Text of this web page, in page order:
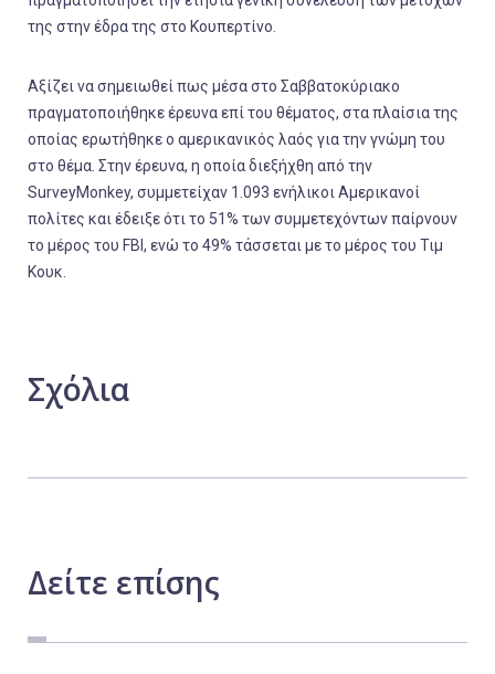
της στην έδρα της στο Κουπερτίνο.
Αξίζει να σημειωθεί πως μέσα στο Σαββατοκύριακο
πραγματοποιήθηκε έρευνα επί του θέματος, στα πλαίσια της
οποίας ερωτήθηκε ο αμερικανικός λαός για την γνώμη του
στο θέμα. Στην έρευνα, η οποία διεξήχθη από την
SurveyMonkey, συμμετείχαν 1.093 ενήλικοι Αμερικανοί
πολίτες και έδειξε ότι το 51% των συμμετεχόντων παίρνουν
το μέρος του FBI, ενώ το 49% τάσσεται με το μέρος του Τιμ
Κουκ.
Σχόλια
Δείτε επίσης